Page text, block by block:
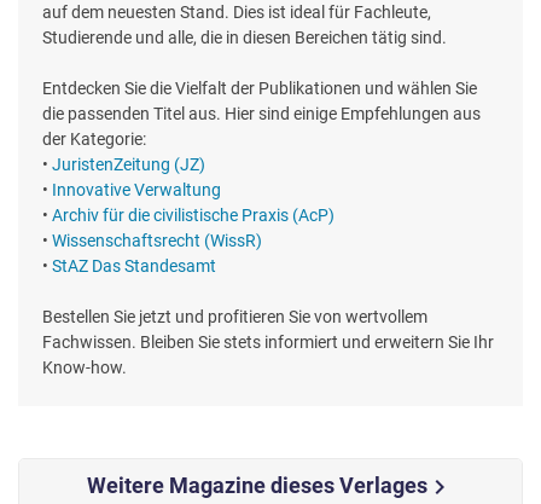
auf dem neuesten Stand. Dies ist ideal für Fachleute,
Studierende und alle, die in diesen Bereichen tätig sind.
Entdecken Sie die Vielfalt der Publikationen und wählen Sie
die passenden Titel aus. Hier sind einige Empfehlungen aus
der Kategorie:
• JuristenZeitung (JZ)
• Innovative Verwaltung
• Archiv für die civilistische Praxis (AcP)
• Wissenschaftsrecht (WissR)
• StAZ Das Standesamt
Bestellen Sie jetzt und profitieren Sie von wertvollem
Fachwissen. Bleiben Sie stets informiert und erweitern Sie Ihr
Know-how.
Weitere Magazine dieses Verlageschevron_right